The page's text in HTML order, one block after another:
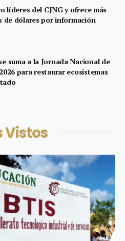
líderes del CJNG y ofrece más
de dólares por información
suma a la Jornada Nacional de
para restaurar ecosistemas
Vistos